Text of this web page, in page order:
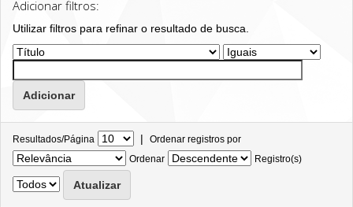
Adicionar filtros:
Utilizar filtros para refinar o resultado de busca.
Resultados/Página | Ordenar registros por
Ordenar
Registro(s)